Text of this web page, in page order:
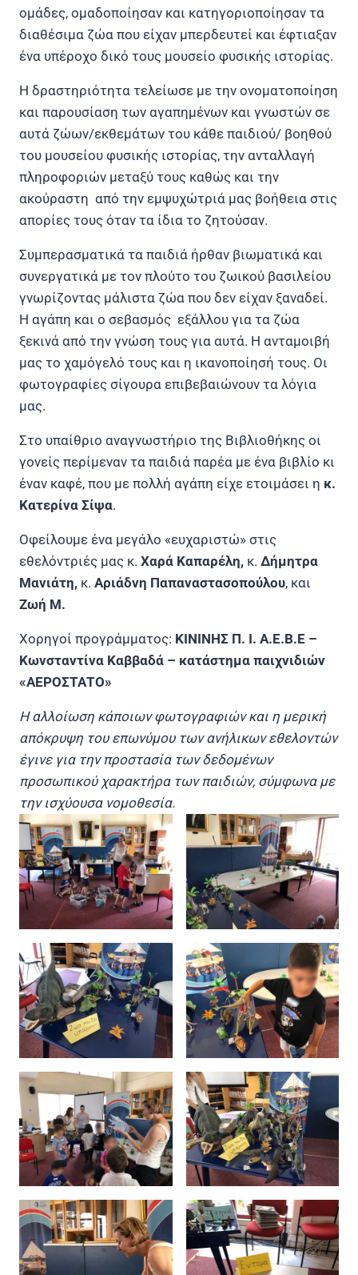
ομάδες, ομαδοποίησαν και κατηγοριοποίησαν τα
διαθέσιμα ζώα που είχαν μπερδευτεί και έφτιαξαν
ένα υπέροχο δικό τους μουσείο φυσικής ιστορίας.
Η δραστηριότητα τελείωσε με την ονοματοποίηση
και παρουσίαση των αγαπημένων και γνωστών σε
αυτά ζώων/εκθεμάτων του κάθε παιδιού/ βοηθού
του μουσείου φυσικής ιστορίας, την ανταλλαγή
πληροφοριών μεταξύ τους καθώς και την
ακούραστη από την εμψυχώτριά μας βοήθεια στις
απορίες τους όταν τα ίδια το ζητούσαν.
Συμπερασματικά τα παιδιά ήρθαν βιωματικά και
συνεργατικά με τον πλούτο του ζωικού βασιλείου
γνωρίζοντας μάλιστα ζώα που δεν είχαν ξαναδεί.
Η αγάπη και ο σεβασμός εξάλλου για τα ζώα
ξεκινά από την γνώση τους για αυτά. Η ανταμοιβή
μας το χαμόγελό τους και η ικανοποίησή τους. Οι
φωτογραφίες σίγουρα επιβεβαιώνουν τα λόγια
μας.
Στο υπαίθριο αναγνωστήριο της Βιβλιοθήκης οι
γονείς περίμεναν τα παιδιά παρέα με ένα βιβλίο κι
έναν καφέ, που με πολλή αγάπη είχε ετοιμάσει η κ.
Κατερίνα Σίψα.
Οφείλουμε ένα μεγάλο «ευχαριστώ» στις
εθελόντριές μας κ. Χαρά Καπαρέλη, κ. Δήμητρα
Μανιάτη, κ. Αριάδνη Παπαναστασοπούλου, και
Ζωή Μ.
Χορηγοί προγράμματος: ΚΙΝΙΝΗΣ Π. Ι. Α.Ε.Β.Ε –
Κωνσταντίνα Καββαδά – κατάστημα παιχνιδιών
«ΑΕΡΟΣΤΑΤΟ»
Η αλλοίωση κάποιων φωτογραφιών και η μερική
απόκρυψη του επωνύμου των ανήλικων εθελοντών
έγινε για την προστασία των δεδομένων
προσωπικού χαρακτήρα των παιδιών, σύμφωνα με
την ισχύουσα νομοθεσία.